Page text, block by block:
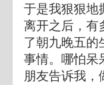
于是我狠狠地
离开之后，有
了朝九晚五的
事情。哪怕呆
朋友告诉我，